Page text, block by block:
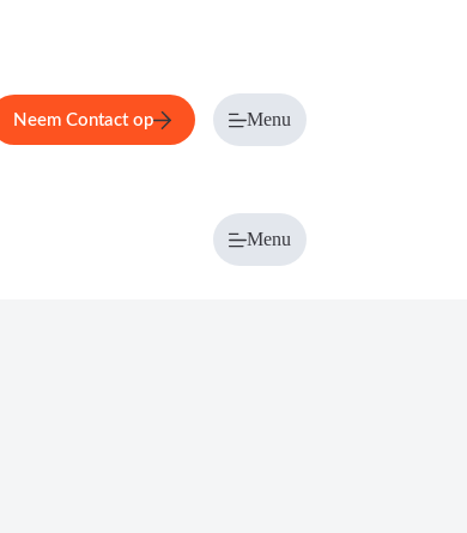
Neem Contact op Menu
Menu